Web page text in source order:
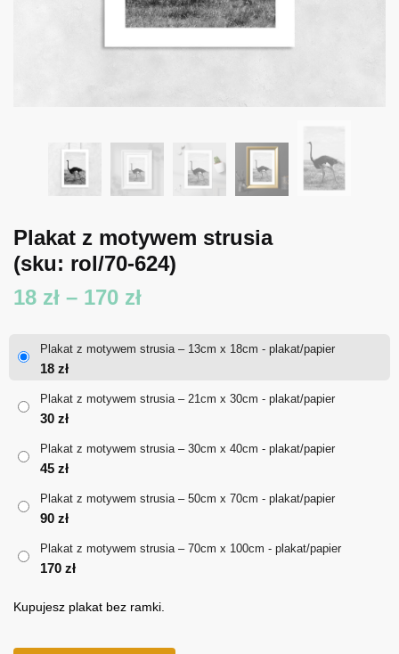
Plakat z motywem strusia
(sku: rol/70-624)
18 zł – 170 złZakres
18 zł
Plakat z motywem strusia – 13cm x 18cm - plakat/papier
18 zł
Plakat z motywem strusia – 21cm x 30cm - plakat/papier
30 zł
Plakat z motywem strusia – 30cm x 40cm - plakat/papier
45 zł
Plakat z motywem strusia – 50cm x 70cm - plakat/papier
90 zł
Plakat z motywem strusia – 70cm x 100cm - plakat/papier
170 zł
Kupujesz plakat bez ramki.